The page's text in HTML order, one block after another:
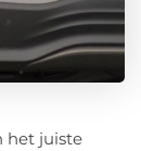
het juiste